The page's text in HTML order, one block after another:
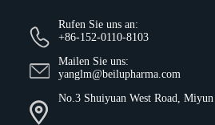
Rufen Sie uns an:
+86-152-0110-8103
Mailen Sie uns:
yanglm@beilupharma.com
No.3 Shuiyuan West Road,